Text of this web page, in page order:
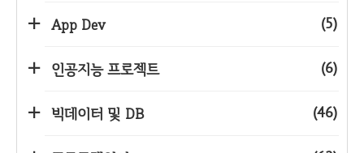
App Dev (5)
인공지능 프로젝트 (6)
빅데이터 및 DB (46)